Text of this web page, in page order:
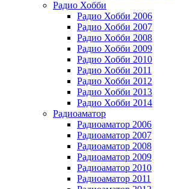
Радио Хобби
Радио Хобби 2006
Радио Хобби 2007
Радио Хобби 2008
Радио Хобби 2009
Радио Хобби 2010
Радио Хобби 2011
Радио Хобби 2012
Радио Хобби 2013
Радио Хобби 2014
Радиоаматор
Радиоаматор 2006
Радиоаматор 2007
Радиоаматор 2008
Радиоаматор 2009
Радиоаматор 2010
Радиоаматор 2011